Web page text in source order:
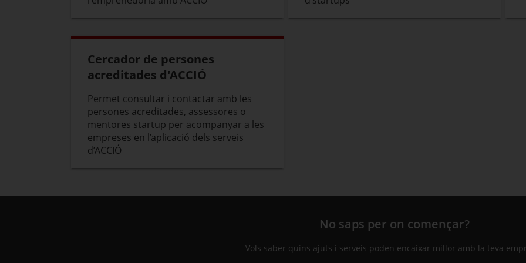
Cercador de persones
acreditades d'ACCIÓ
Permet consultar i contactar amb les
persones acreditades, assessores o
mentores startup per acompanyar a les
empreses en l’aplicació dels serveis
d’ACCIÓ
No saps per on començar?
Vols saber quins ajuts i serveis poden encaixar millor amb la teva